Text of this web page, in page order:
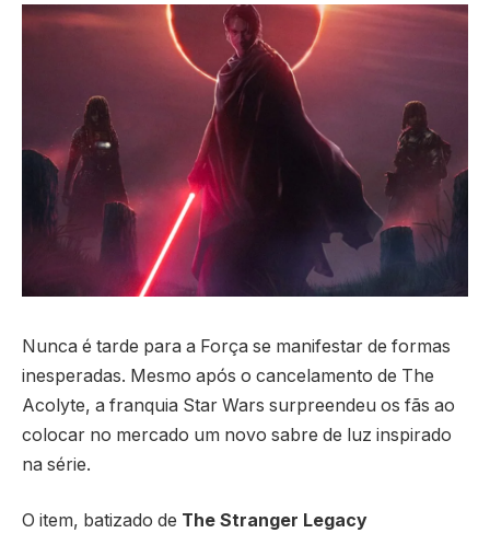
Nunca é tarde para a Força se manifestar de formas
inesperadas. Mesmo após o cancelamento de The
Acolyte, a franquia Star Wars surpreendeu os fãs ao
colocar no mercado um novo sabre de luz inspirado
na série.
O item, batizado de The Stranger Legacy